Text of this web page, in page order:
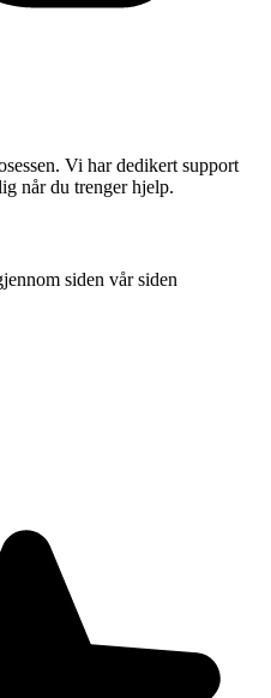
Vi har dedikert support
når du trenger hjelp.
siden vår siden